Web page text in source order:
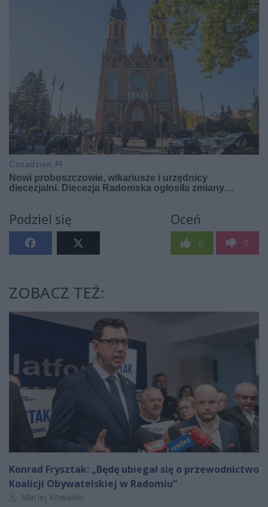
Podziel się Oceń
0 0
ZOBACZ TEŻ:
Konrad Frysztak: „Będę ubiegał się o przewodnictwo
Koalicji Obywatelskiej w Radomiu”
Autor artykułu:
Maciej Kowalski